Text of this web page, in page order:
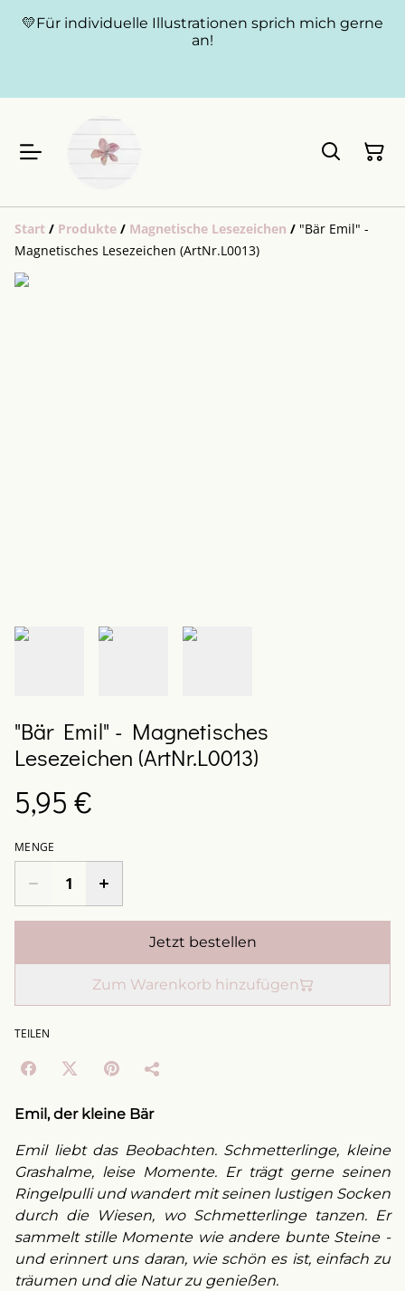
💛Für individuelle Illustrationen sprich mich gerne
an!
Start / Produkte / Magnetische Lesezeichen / "Bär Emil" -
Magnetisches Lesezeichen (ArtNr.L0013)
"Bär Emil" - Magnetisches
Lesezeichen (ArtNr.L0013)
5,95 €
MENGE
Jetzt bestellen
Zum Warenkorb hinzufügen
TEILEN
Emil, der kleine Bär
Emil liebt das Beobachten. Schmetterlinge, kleine
Grashalme, leise Momente. Er trägt gerne seinen
Ringelpulli und wandert mit seinen lustigen Socken
durch die Wiesen, wo Schmetterlinge tanzen. Er
sammelt stille Momente wie andere bunte Steine -
und erinnert uns daran, wie schön es ist, einfach zu
träumen und die Natur zu genießen.